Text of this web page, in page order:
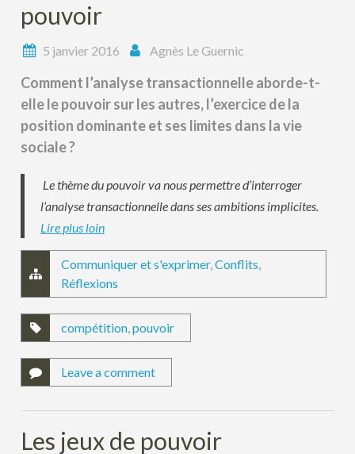
pouvoir
5 janvier 2016 Agnès Le Guernic
Comment l’analyse transactionnelle aborde-t-
elle le pouvoir sur les autres, l’exercice de la
position dominante et ses limites dans la vie
sociale ?
Le thème du pouvoir va nous permettre d’interroger
l’analyse transactionnelle dans ses ambitions implicites.
Lire plus loin
Communiquer et s'exprimer,Conflits,
Réflexions
compétition,pouvoir
Leave a comment
Les jeux de pouvoir